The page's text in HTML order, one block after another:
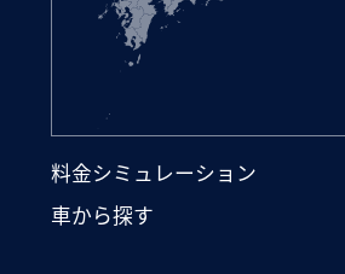
料金シミュレーション
車から探す